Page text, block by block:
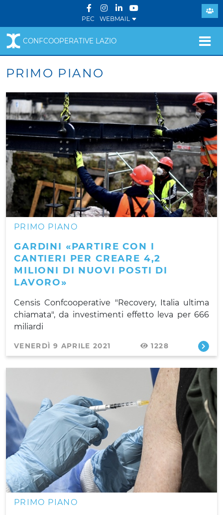
PEC WEBMAIL
CONFCOOPERATIVE LAZIO
PRIMO PIANO
PRIMO PIANO
GARDINI «PARTIRE CON I
CANTIERI PER CREARE 4,2
MILIONI DI NUOVI POSTI DI
LAVORO»
Censis Confcooperative "Recovery, Italia ultima
chiamata", da investimenti effetto leva per 666
miliardi
VENERDÌ 9 APRILE 2021 1228
PRIMO PIANO